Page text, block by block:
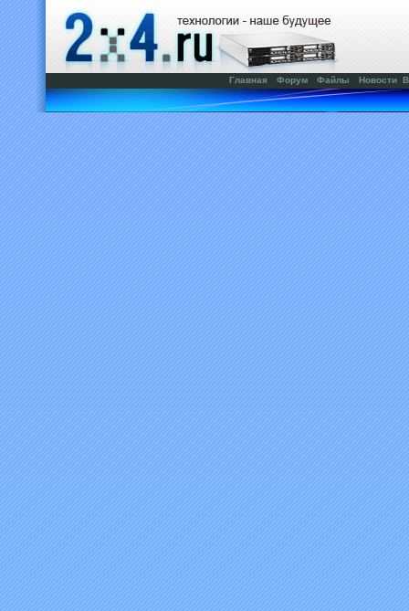
Главная Форум Файлы Новости